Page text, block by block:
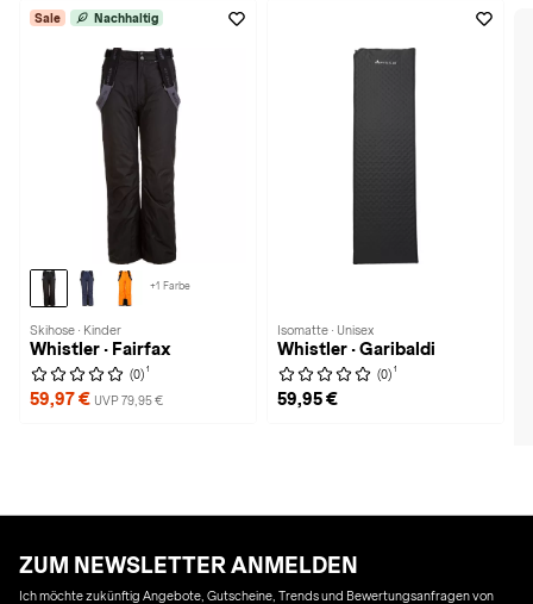
Sale Nachhaltig
+1 Farbe
Skihose · Kinder
Whistler · Fairfax
(0) 1
59,97 € UVP 79,95 €
Isomatte · Unisex
Whistler · Garibaldi
(0) 1
59,95 €
ZUM NEWSLETTER ANMELDEN
Ich möchte zukünftig Angebote, Gutscheine, Trends und Bewertungsanfragen von